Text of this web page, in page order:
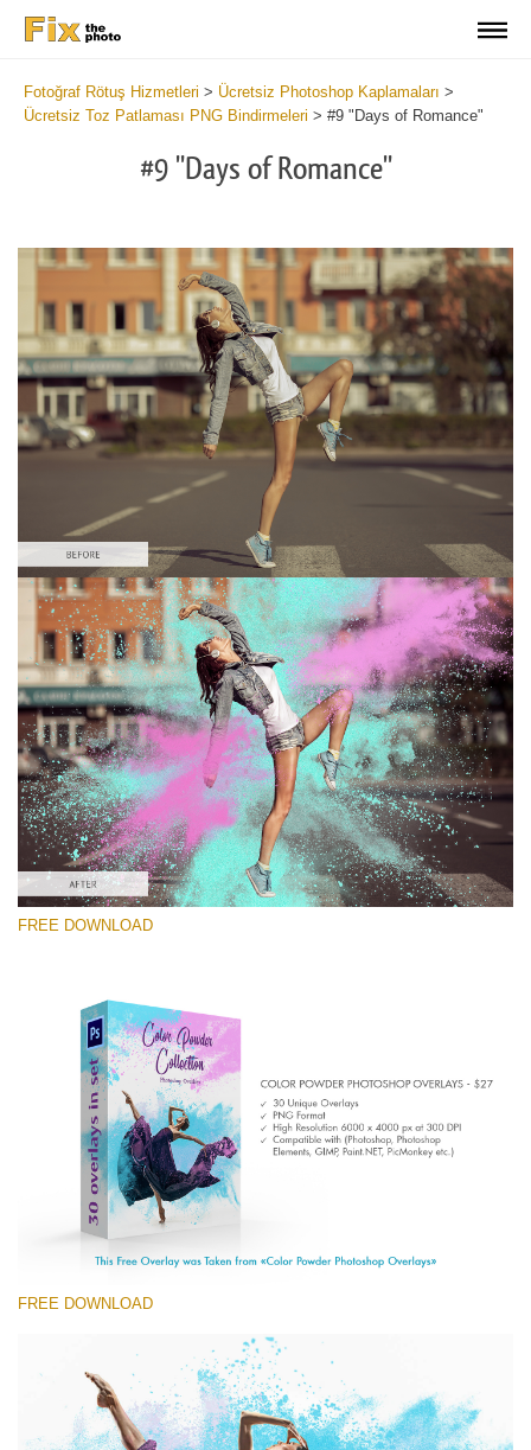
Fotoğraf Rötuş Hizmetleri > Ücretsiz Photoshop Kaplamaları >
Ücretsiz Toz Patlaması PNG Bindirmeleri > #9 "Days of Romance"
#9 "Days of Romance"
Lütfen seçin
Free Photoshop Overlay #9
Small 800*533px
Color Powder
(30 Overlays)
Large 6000*4000px
Large 6000*4000px
Entire Collection
(1783 Overlays)
Large 6000*4000px
Ücretsiz indirin
FREE DOWNLOAD
FREE DOWNLOAD